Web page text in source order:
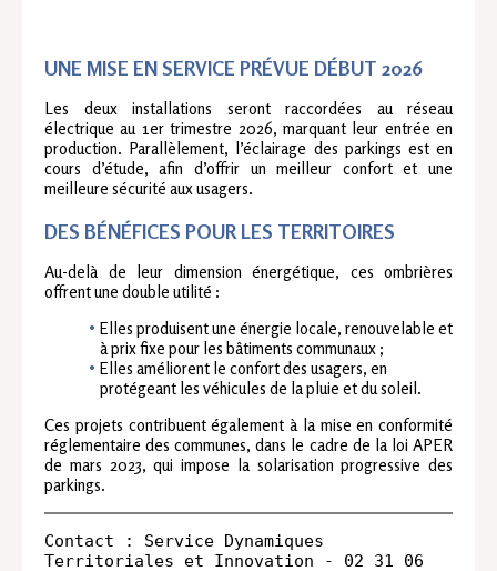
UNE MISE EN SERVICE PRÉVUE DÉBUT 2026
Les deux installations seront raccordées au réseau
électrique au 1er trimestre 2026, marquant leur entrée en
production. Parallèlement, l’éclairage des parkings est en
cours d’étude, afin d’offrir un meilleur confort et une
meilleure sécurité aux usagers.
DES BÉNÉFICES POUR LES TERRITOIRES
Au-delà de leur dimension énergétique, ces ombrières
offrent une double utilité :
Elles produisent une énergie locale, renouvelable et
à prix fixe pour les bâtiments communaux ;
Elles améliorent le confort des usagers, en
protégeant les véhicules de la pluie et du soleil.
Ces projets contribuent également à la mise en conformité
réglementaire des communes, dans le cadre de la loi APER
de mars 2023, qui impose la solarisation progressive des
parkings.
Contact : Service Dynamiques
Territoriales et Innovation - 02 31 06